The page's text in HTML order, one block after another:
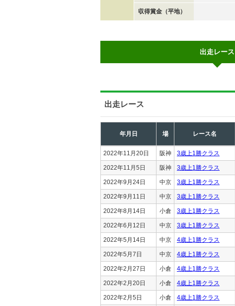
収得賞金（平地）
出走レース
出走レース
年月日 場 レース名
2022年11月20日 阪神 3歳上1勝クラス
2022年11月5日 阪神 3歳上1勝クラス
2022年9月24日 中京 3歳上1勝クラス
2022年9月11日 中京 3歳上1勝クラス
2022年8月14日 小倉 3歳上1勝クラス
2022年6月12日 中京 3歳上1勝クラス
2022年5月14日 中京 4歳上1勝クラス
2022年5月7日 中京 4歳上1勝クラス
2022年2月27日 小倉 4歳上1勝クラス
2022年2月20日 小倉 4歳上1勝クラス
2022年2月5日 小倉 4歳上1勝クラス